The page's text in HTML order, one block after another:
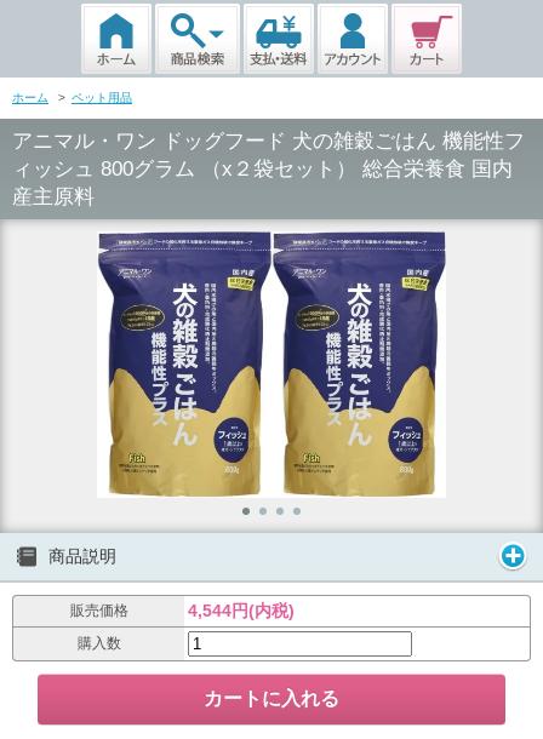
ホーム > ペット用品
アニマル・ワン ドッグフード 犬の雑穀ごはん 機能性フ
ィッシュ 800グラム （x２袋セット） 総合栄養食 国内
産主原料
商品説明
販売価格 4,544円(内税)
購入数